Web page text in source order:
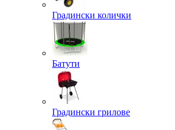
Градински колички
Батути
Градински грилове